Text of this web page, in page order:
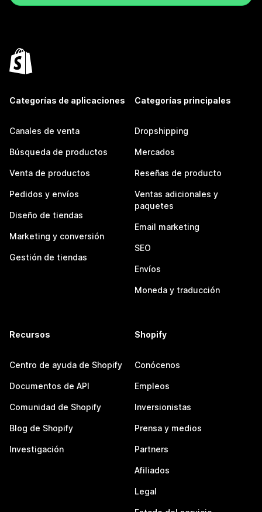
Categorías de aplicaciones
Canales de venta
Búsqueda de productos
Venta de productos
Pedidos y envíos
Diseño de tiendas
Marketing y conversión
Gestión de tiendas
Categorías principales
Dropshipping
Mercados
Reseñas de producto
Ventas adicionales y
paquetes
Email marketing
SEO
Envíos
Moneda y traducción
Recursos
Centro de ayuda de Shopify
Documentos de API
Comunidad de Shopify
Blog de Shopify
Investigación
Shopify
Conócenos
Empleos
Inversionistas
Prensa y medios
Partners
Afiliados
Legal